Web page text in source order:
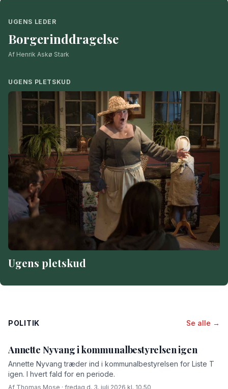
UGENS LEDER
Borgerinddragelse
Af Henrik Askø Stark
UGENS PLETSKUD
Ugens pletskud
POLITIK Se alle →
Annette Nyvang i kommunalbestyrelsen igen
Annette Nyvang træder ind i kommunalbestyrelsen for Liste T
igen. I hvert fald for en periode.
Af Thomas Mose · fredag d. 3. juli 2026 kl. 10.50